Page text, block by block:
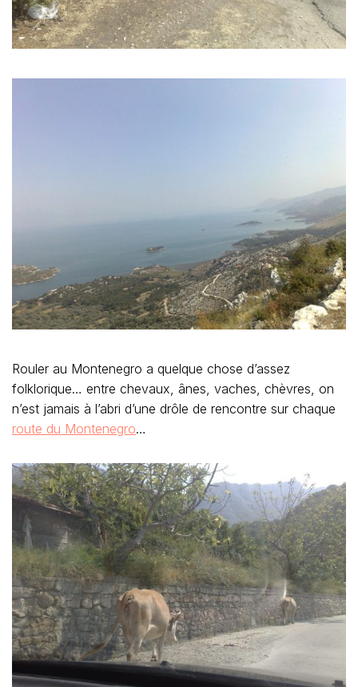
Rouler au Montenegro a quelque chose d’assez
folklorique… entre chevaux, ânes, vaches, chèvres, on
n’est jamais à l’abri d’une drôle de rencontre sur chaque
route du Montenegro…